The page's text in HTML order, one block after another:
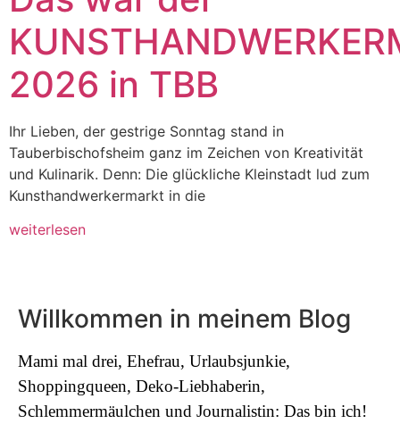
2026 in TBB
Ihr Lieben, der gestrige Sonntag stand in
Tauberbischofsheim ganz im Zeichen von Kreativität
und Kulinarik. Denn: Die glückliche Kleinstadt lud zum
Kunsthandwerkermarkt in die
weiterlesen
Willkommen in meinem Blog
Mami mal drei, Ehefrau, Urlaubsjunkie,
Shoppingqueen, Deko-Liebhaberin,
Schlemmermäulchen und Journalistin: Das bin ich!